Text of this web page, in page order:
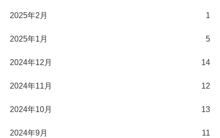
2025年2月 1
2025年1月 5
2024年12月 14
2024年11月 12
2024年10月 13
2024年9月 11